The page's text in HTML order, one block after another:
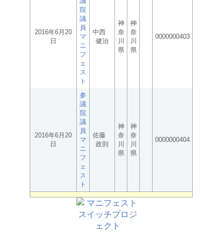
2016年6月20
日
院
議
員
マ
ニ
フ
ェ
ス
ト
中西
健治
神
奈
川
県
神
奈
川
県
0000000403
2016年6月20
日
参
議
院
議
員
マ
ニ
フ
ェ
ス
ト
佐藤
政則
神
奈
川
県
神
奈
川
県
0000000404